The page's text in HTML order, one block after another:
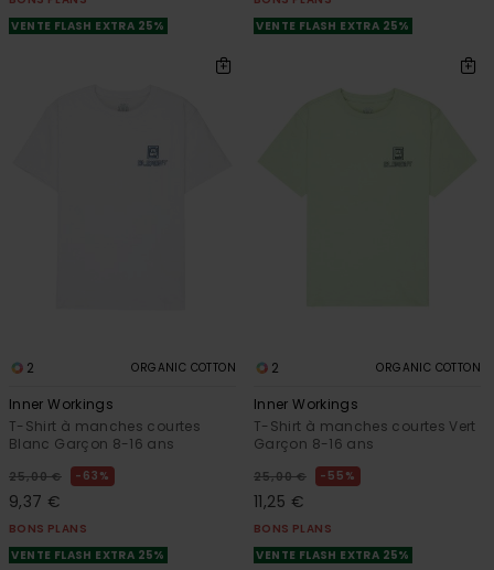
VENTE FLASH EXTRA 25%
VENTE FLASH EXTRA 25%
2 ORGANIC COTTON
Inner Workings
T-Shirt à manches courtes
Blanc Garçon 8-16 ans
25,00 € 63%
9,37 €
BONS PLANS
VENTE FLASH EXTRA 25%
2 ORGANIC COTTON
Inner Workings
T-Shirt à manches courtes Vert
Garçon 8-16 ans
25,00 € 55%
11,25 €
BONS PLANS
VENTE FLASH EXTRA 25%